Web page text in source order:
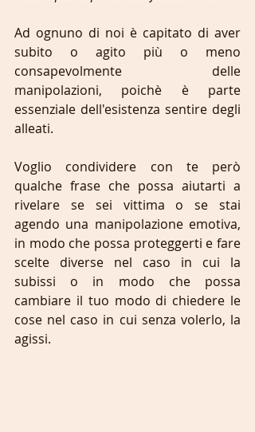
Ad ognuno di noi è capitato di aver
subito o agito più o meno
consapevolmente delle
manipolazioni, poichè è parte
essenziale dell'esistenza sentire degli
alleati.
Voglio condividere con te però
qualche frase che possa aiutarti a
rivelare se sei vittima o se stai
agendo una manipolazione emotiva,
in modo che possa proteggerti e fare
scelte diverse nel caso in cui la
subissi o in modo che possa
cambiare il tuo modo di chiedere le
cose nel caso in cui senza volerlo, la
agissi.